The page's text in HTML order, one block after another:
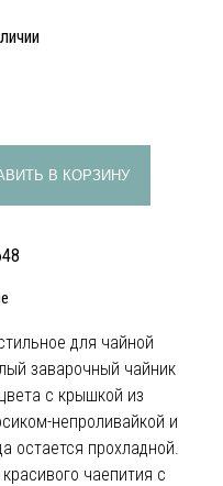
В КОРЗИНУ
для чайной
заварочный чайник
с крышкой из
непроливайкой и
остается прохладной.
чаепития с